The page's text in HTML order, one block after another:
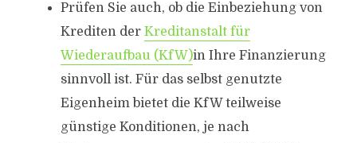
Prüfen Sie auch, ob die Einbeziehung von
Krediten der Kreditanstalt für
Wiederaufbau (KfW)in Ihre Finanzierung
sinnvoll ist. Für das selbst genutzte
Eigenheim bietet die KfW teilweise
günstige Konditionen, je nach